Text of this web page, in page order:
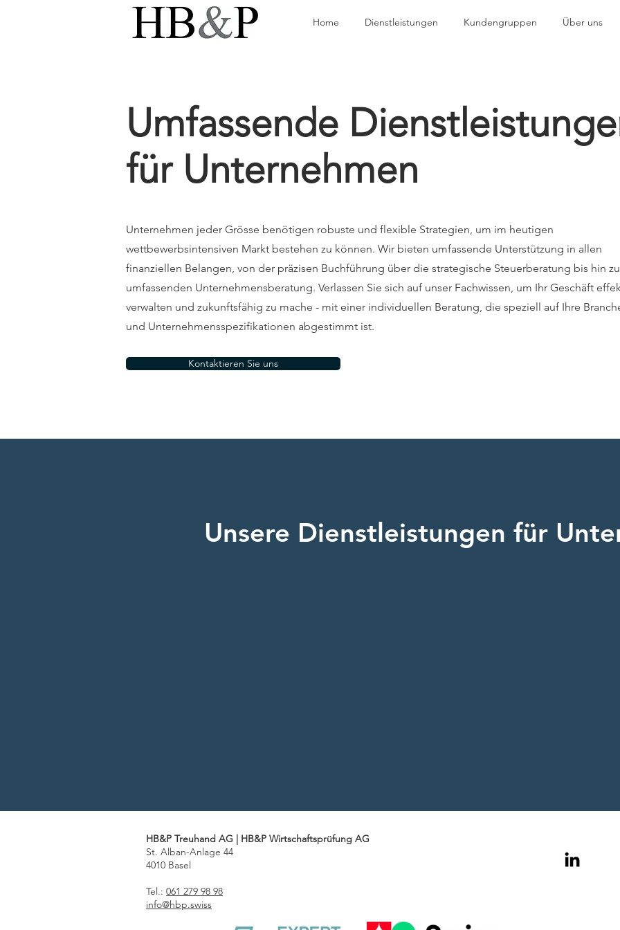
Home Dienstleistungen Kundengruppen Über uns
Umfassende
für Unternehmen
Unternehmen jeder Grösse benötigen robuste und flexible Strategien, um im heutigen
wettbewerbsintensiven Markt bestehen zu können. Wir bieten umfassende Unterstützung in allen
finanziellen Belangen, von der präzisen Buchführung über die strategische Steuerberatung bis hin
umfassenden Unternehmensberatung. Verlassen Sie sich auf unser Fachwissen, um Ihr Geschäft
verwalten und zukunftsfähig zu mache - mit einer individuellen Beratung, die speziell auf Ihre
und Unternehmensspezifikationen abgestimmt ist.
Kontaktieren Sie uns
Unsere Dienstleistungen für
HB&P Treuhand AG | HB&P Wirtschaftsprüfung AG
St. Alban-Anlage 44
4010 Basel
Tel.: 061 279 98 98
info@hbp.swiss